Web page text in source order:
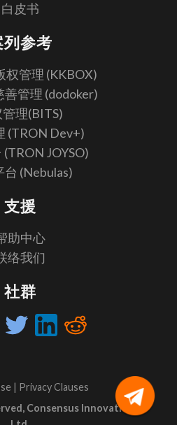
白皮书
列参考
权管理 (KKBOX)
善管理 (dodoker)
理(BITS)
(TRON Dev+)
JOYSO)
台 (Nebulas)
支援
助中心
络我们
社群
| Privacy Clauses
Consensus Innovation